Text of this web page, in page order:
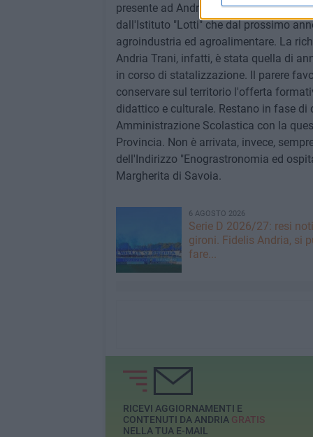
presente ad Andria, Bisceglie, Trani e
dall'Istituto "Lotti" che dal prossimo
agroindustria ed agroalimentare. La
Andria Trani, infatti, è stata quella di
in corso di statalizzazione. Il parere
conservare sul territorio l'offerta
didattico e culturale. Restano in fase di
Amministrazione Scolastica con la
Provincia. Non è arrivata, invece,
dell'Indirizzo "Enograstronomia ed
Margherita di Savoia.
6 AGOSTO 2026
Serie D 2026/27: resi
gironi. Fidelis Andria, si
fare...
RICEVI AGGIORNAMENTI E
CONTENUTI DA ANDRIA GRATIS
NELLA TUA E-MAIL